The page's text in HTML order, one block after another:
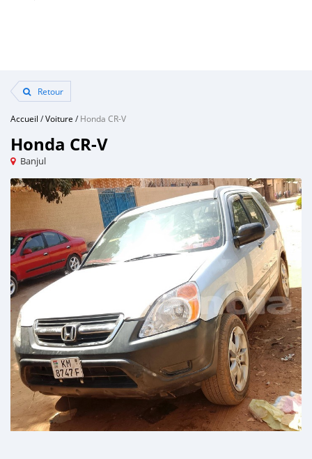
Retour
Accueil /Voiture /Honda CR-V
Honda CR-V
Banjul